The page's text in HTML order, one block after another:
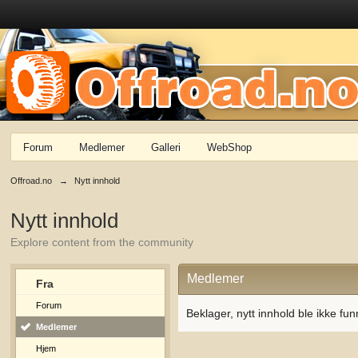
Forum Medlemer Galleri WebShop
Offroad.no → Nytt innhold
Nytt innhold
Explore content from the community
Fra
Forum
Medlemer
Hjem
Medlemer
Beklager, nytt innhold ble ikke